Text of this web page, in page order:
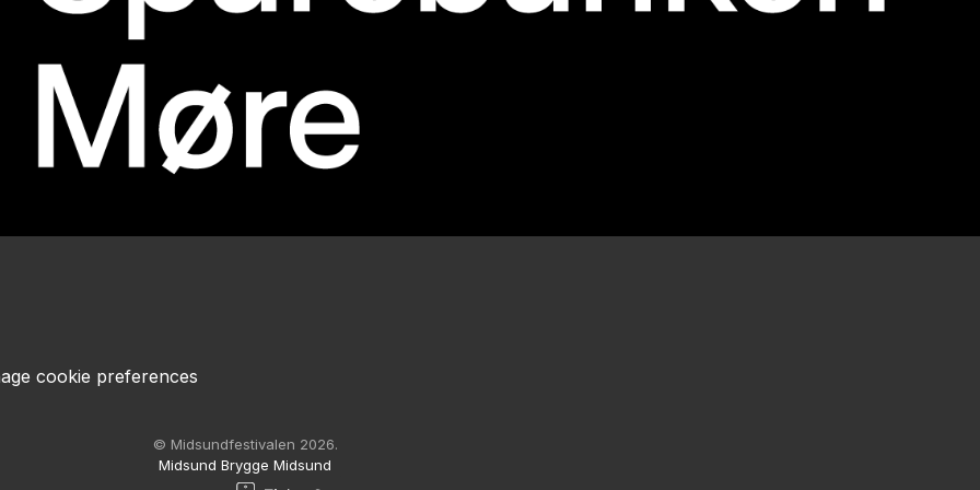
cookie preferences
© Midsundfestivalen 2026.
Midsund Brygge Midsund